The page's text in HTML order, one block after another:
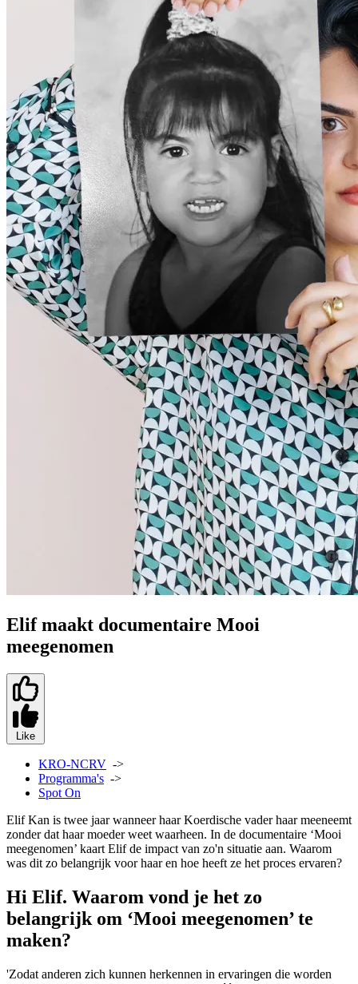
Elif maakt documentaire Mooi
meegenomen
Like
KRO-NCRV ->
Programma's ->
Spot On
Elif Kan is twee jaar wanneer haar Koerdische vader haar meeneemt
zonder dat haar moeder weet waarheen. In de documentaire ‘Mooi
meegenomen’ kaart Elif de impact van zo'n situatie aan. Waarom
was dit zo belangrijk voor haar en hoe heeft ze het proces ervaren?
Hi Elif. Waarom vond je het zo
belangrijk om ‘Mooi meegenomen’ te
maken?
'Zodat anderen zich kunnen herkennen in ervaringen die worden